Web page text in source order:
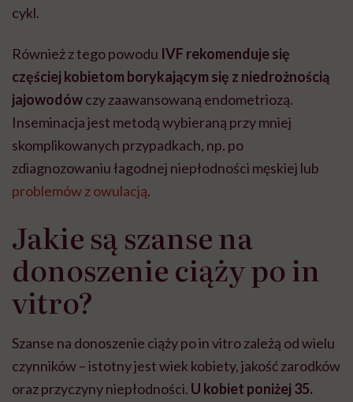
cykl.
Również z tego powodu IVF rekomenduje się
częściej kobietom borykającym się z niedrożnością
jajowodówczy zaawansowaną endometriozą.
Inseminacja jest metodą wybieraną przy mniej
skomplikowanych przypadkach, np. po
zdiagnozowaniu łagodnej niepłodności męskiej lub
problemów z owulacją.
Jakie są szanse na
donoszenie ciąży po in
vitro?
Szanse na donoszenie ciąży po in vitro zależą od wielu
czynników – istotny jest wiek kobiety, jakość zarodków
oraz przyczyny niepłodności. U kobiet poniżej 35.